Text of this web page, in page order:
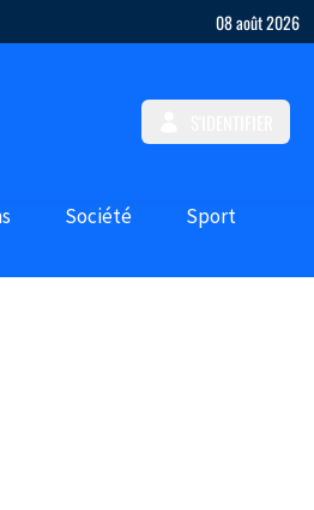
08 août 2026
Société Sport